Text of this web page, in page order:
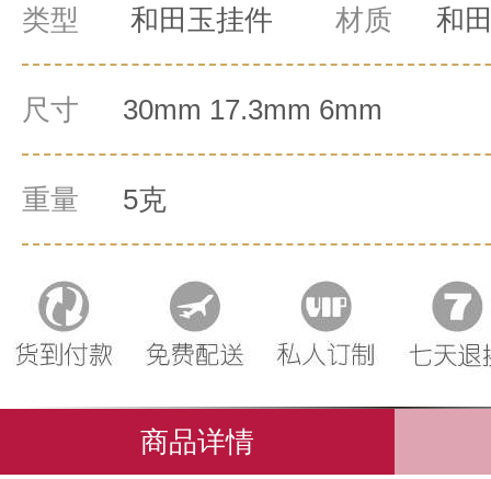
类型 和田玉挂件 材质 和
尺寸 30mm 17.3mm 6mm
重量 5克
商品详情